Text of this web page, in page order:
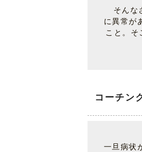
そんな
に異常が
こと。そ
コーチン
一旦病状